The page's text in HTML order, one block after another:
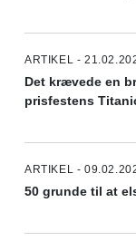
ARTIKEL -
Det krævede en
prisfestens
ARTIKEL -
50 grunde til at